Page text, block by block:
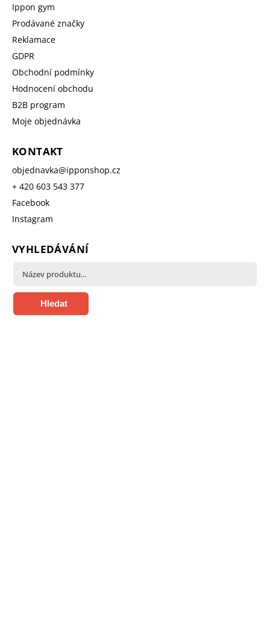
Ippon gym
Prodávané značky
Reklamace
GDPR
Obchodní podmínky
Hodnocení obchodu
B2B program
Moje objednávka
KONTAKT
objednavka@ipponshop.cz
+ 420 603 543 377
Facebook
Instagram
VYHLEDÁVÁNÍ
Hledat